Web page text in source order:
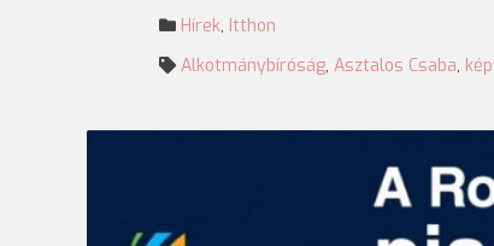
Hírek, Itthon
Alkotmánybíróság, Asztalos Csaba,